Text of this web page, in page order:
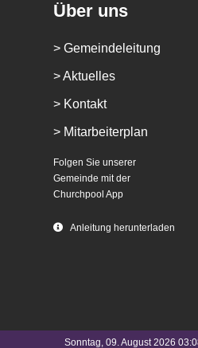
Über uns
> Gemeindeleitung
> Aktuelles
> Kontakt
> Mitarbeiterplan
Folgen Sie unserer
Gemeinde mit der
Churchpool App
Anleitung herunterladen
Sonntag, 09. August 2026